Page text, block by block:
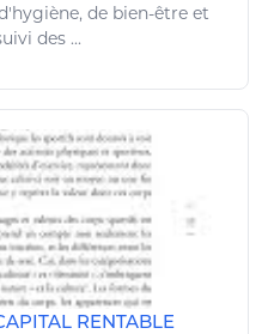
de bien-être et
des ...
RENTABLE